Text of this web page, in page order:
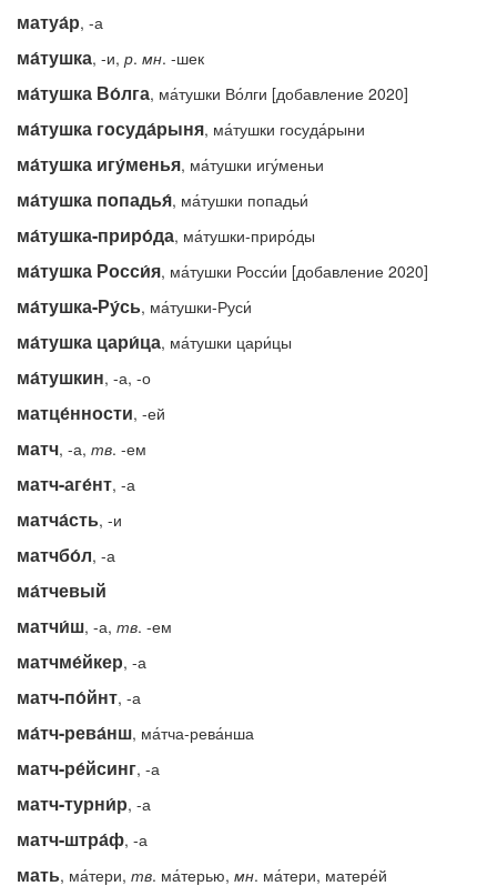
матуа́р, -а
ма́тушка, -и, р. мн. -шек
ма́тушка Во́лга, ма́тушки Во́лги [добавление 2020]
ма́тушка госуда́рыня, ма́тушки госуда́рыни
ма́тушка игу́менья, ма́тушки игу́меньи
ма́тушка попадья́, ма́тушки попадьи́
ма́тушка-приро́да, ма́тушки-приро́ды
ма́тушка Росси́я, ма́тушки Росси́и [добавление 2020]
ма́тушка-Ру́сь, ма́тушки-Руси́
ма́тушка цари́ца, ма́тушки цари́цы
ма́тушкин, -а, -о
матце́нности, -ей
матч, -а, тв. -ем
матч-аге́нт, -а
матча́сть, -и
матчбо́л, -а
ма́тчевый
матчи́ш, -а, тв. -ем
матчме́йкер, -а
матч-по́йнт, -а
ма́тч-рева́нш, ма́тча-рева́нша
матч-ре́йсинг, -а
матч-турни́р, -а
матч-штра́ф, -а
мать, ма́тери, тв. ма́терью, мн. ма́тери, матере́й